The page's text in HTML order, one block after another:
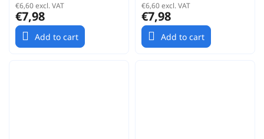
€6,60 excl. VAT
€7,98
Add to cart
€6,60 excl. VAT
€7,98
Add to cart